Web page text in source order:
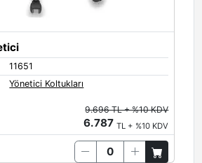
11651
Yönetici Koltukları
9.696 TL + %10 KDV
6.787TL + %10 KDV